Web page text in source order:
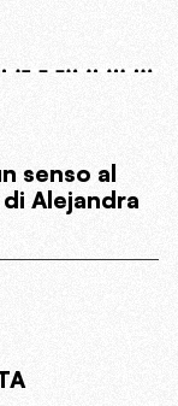
senso al
Alejandra